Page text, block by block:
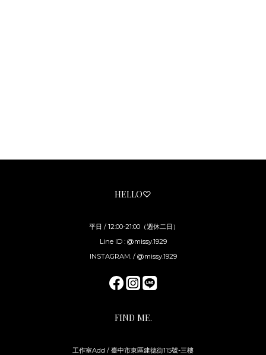
HELLO♡
平日 / 12:00-21:00（週休二日）
Line ID : @missy.1929
INSTAGRAM. / @missy.1929
FIND ME.
工作室Add / 臺中市東區建德街115號-三樓